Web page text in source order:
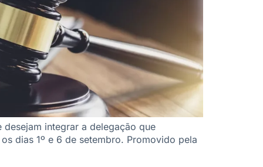
integrar a delegação que
dias 1º e 6 de setembro. Promovido pela